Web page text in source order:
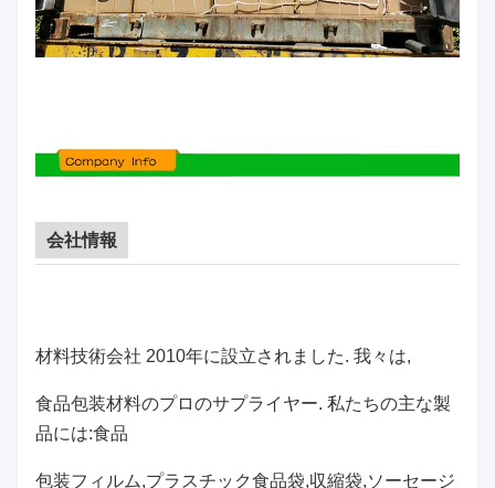
会社情報
材料技術会社 2010年に設立されました. 我々は,
食品包装材料のプロのサプライヤー. 私たちの主な製
品には:食品
包装フィルム,プラスチック食品袋,収縮袋,ソーセージ